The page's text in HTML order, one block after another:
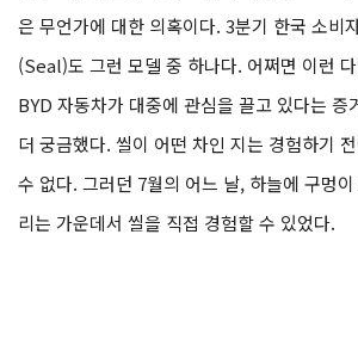
은 무언가에 대한 의혹이다. 3분기 한국 소비
(Seal)도 그런 모델 중 하나다. 어쩌면 이런
BYD 자동차가 대중에 관심을 끌고 있다는 증
더 궁금했다. 씰이 어떤 차인 지는 경험하기
수 없다. 그러던 7월의 어느 날, 하늘에 구멍
리는 가운데서 씰을 직접 경험할 수 있었다.